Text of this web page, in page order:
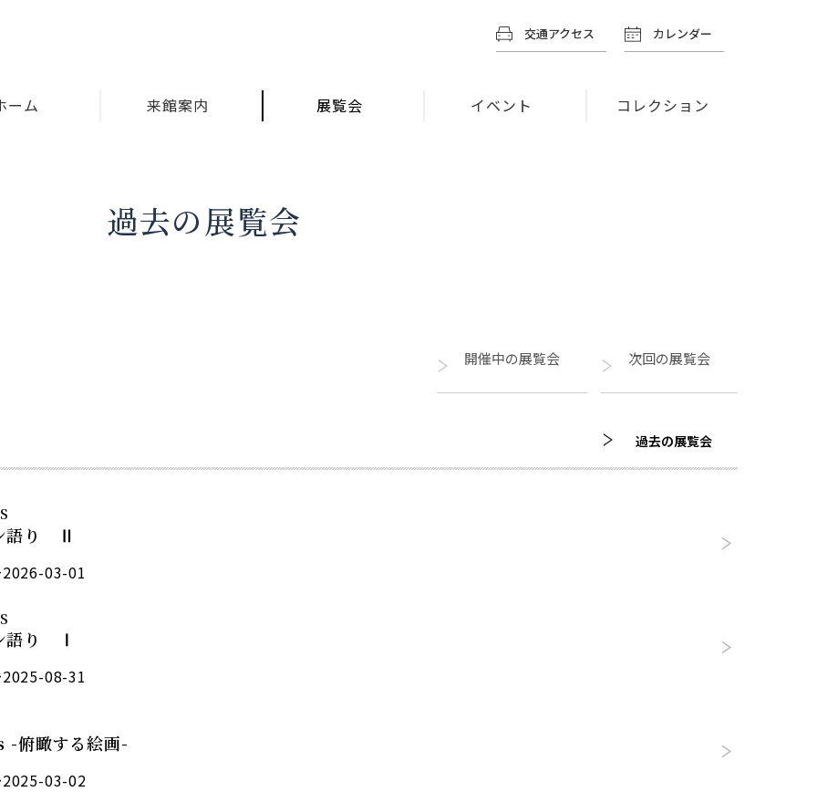
交通アクセス カレンダー
ーム 来館案内 展覧会 イベント コレクション
過去の展覧会
開催中の展覧会 次回の展覧会
過去の展覧会
語り Ⅱ
03-01
語り Ⅰ
08-31
俯瞰する絵画-
03-02